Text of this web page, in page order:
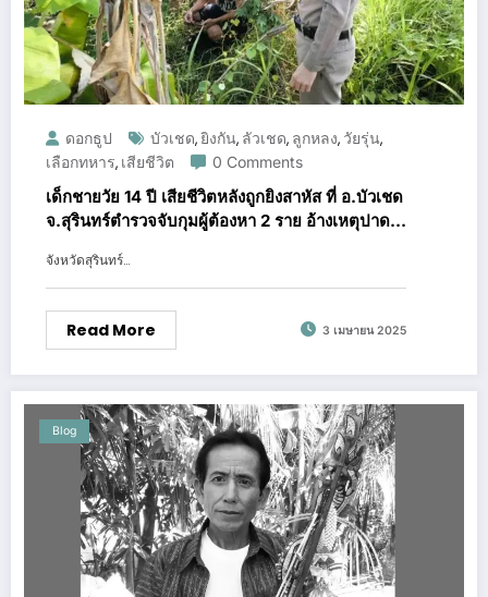
ดอกธูป บัวเชด,ยิงกัน, ลัวเชด, ลูกหลง, วัยรุ่น,
เลือกทหาร, เสียชีวิต 0 Comments
เด็กชายวัย 14 ปี เสียชีวิตหลังถูกยิงสาหัส ที่ อ.บัวเชด
จ.สุรินทร์ตำรวจจับกุมผู้ต้องหา 2 ราย อ้างเหตุปาด
จังหวัดสุรินทร์…
Read More 3 เมษายน 2025
Blog